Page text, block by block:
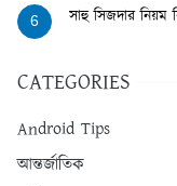
6 সাহু সিজদার
CATEGORIES
Android Tips
আন্তর্জাতিক